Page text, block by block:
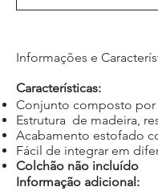
Informações e
Características:
Conjunto composto por
Estrutura de madeira,
Acabamento estofado
Fácil de integrar em
Colchão não incluído
Informação adicional: